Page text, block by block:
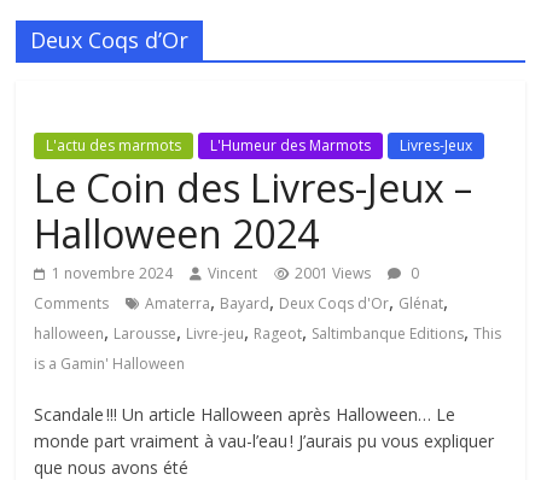
Deux Coqs d’Or
L'actu des marmots L'Humeur des Marmots Livres-Jeux
Le Coin des Livres-Jeux –
Halloween 2024
1 novembre 2024 Vincent 2001 Views
0
Comments
Amaterra, Bayard, Deux Coqs d'Or, Glénat,
halloween, Larousse, Livre-jeu, Rageot, Saltimbanque Editions,This
is a Gamin' Halloween
Scandale !!! Un article Halloween après Halloween… Le
monde part vraiment à vau-l’eau ! J’aurais pu vous expliquer
que nous avons été